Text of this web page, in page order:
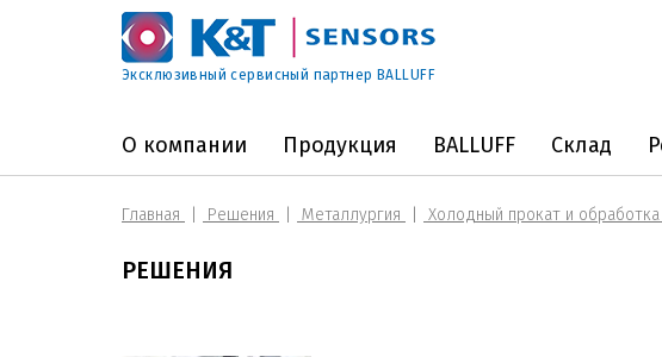
Эксклюзивный сервисный партнер BALLUFF
О компании Продукция BALLUFF Склад
Главная Решения Металлургия Холодный прокат и обработка
РЕШЕНИЯ